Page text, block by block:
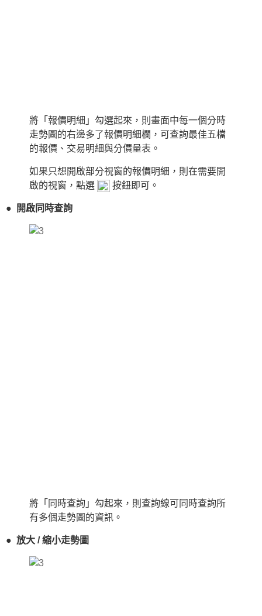
將「報價明細」勾選起來，則畫面中每一個分時
走勢圖的右邊多了報價明細欄，可查詢最佳五檔
的報價、交易明細與分價量表。
如果只想開啟部分視窗的報價明細，則在需要開
啟的視窗，點選
按鈕即可。
● 開啟同時查詢
將「同時查詢」勾起來，則查詢線可同時查詢所
有多個走勢圖的資訊。
● 放大 / 縮小走勢圖